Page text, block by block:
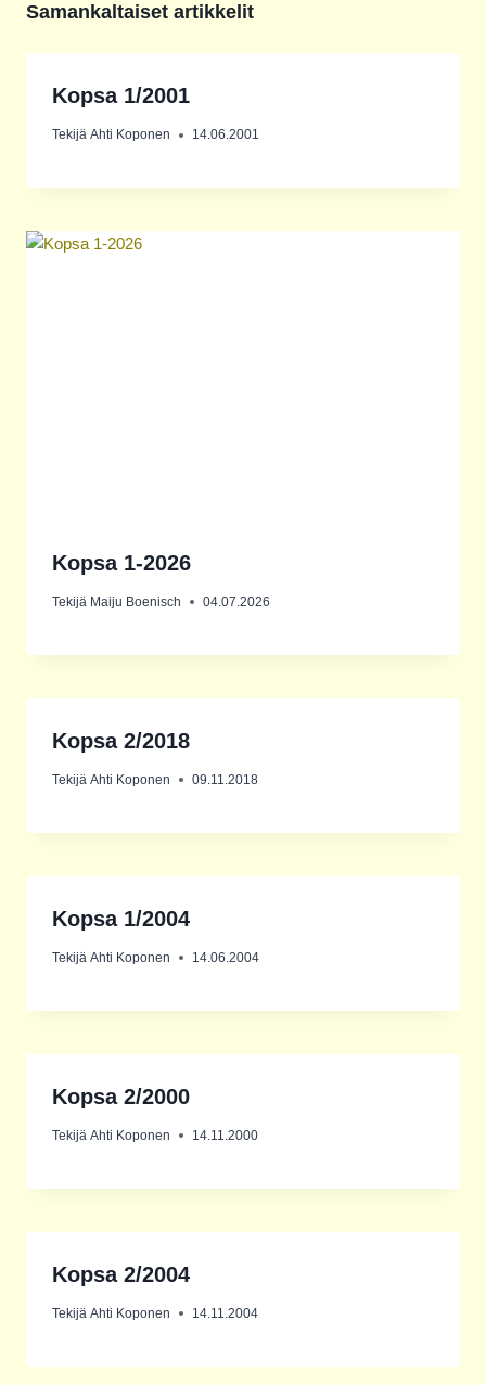
Samankaltaiset artikkelit
Kopsa 1/2001
Tekijä Ahti Koponen 14.06.2001
Kopsa 1-2026
Tekijä Maiju Boenisch 04.07.2026
Kopsa 2/2018
Tekijä Ahti Koponen 09.11.2018
Kopsa 1/2004
Tekijä Ahti Koponen 14.06.2004
Kopsa 2/2000
Tekijä Ahti Koponen 14.11.2000
Kopsa 2/2004
Tekijä Ahti Koponen 14.11.2004